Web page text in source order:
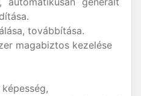
továbbítása.
magabiztos kezelése